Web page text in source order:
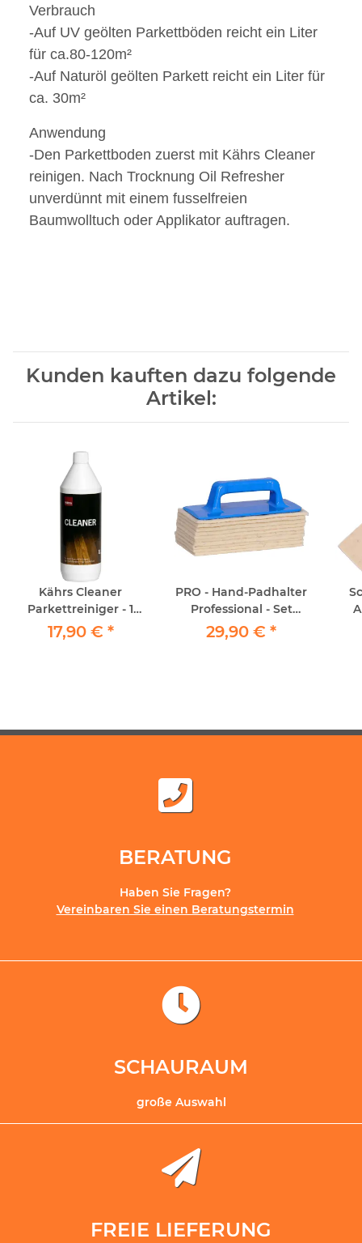
Verbrauch
-Auf UV geölten Parkettböden reicht ein Liter
für ca.80-120m²
-Auf Naturöl geölten Parkett reicht ein Liter für
ca. 30m²
Anwendung
-Den Parkettboden zuerst mit Kährs Cleaner
reinigen. Nach Trocknung Oil Refresher
unverdünnt mit einem fusselfreien
Baumwolltuch oder Applikator auftragen.
Kunden kauften dazu folgende
Artikel:
Kährs Cleaner
Parkettreiniger - 1
Liter
17,90 € *
PRO - Hand-Padhalter
Professional - Set
"Parkett-Nachölen"
inkl. 10x Schafwollpad
29,90 € *
BERATUNG
Haben Sie Fragen?
Vereinbaren Sie einen Beratungstermin
SCHAURAUM
große Auswahl
FREIE LIEFERUNG